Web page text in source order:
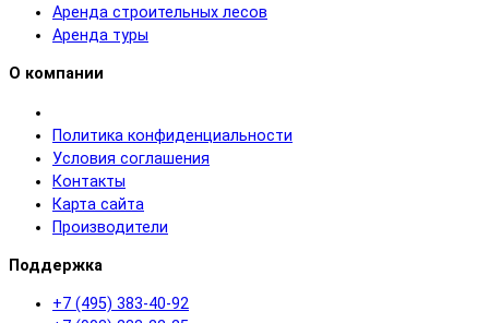
Аренда строительных лесов
Аренда туры
О компании
Политика конфиденциальности
Условия соглашения
Контакты
Карта сайта
Производители
Поддержка
+7 (495) 383-40-92